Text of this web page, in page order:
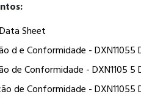
Sheet
d e Conformidade - DXN11055
de Conformidade - DXN1105 5
de Conformidade - DXN11055